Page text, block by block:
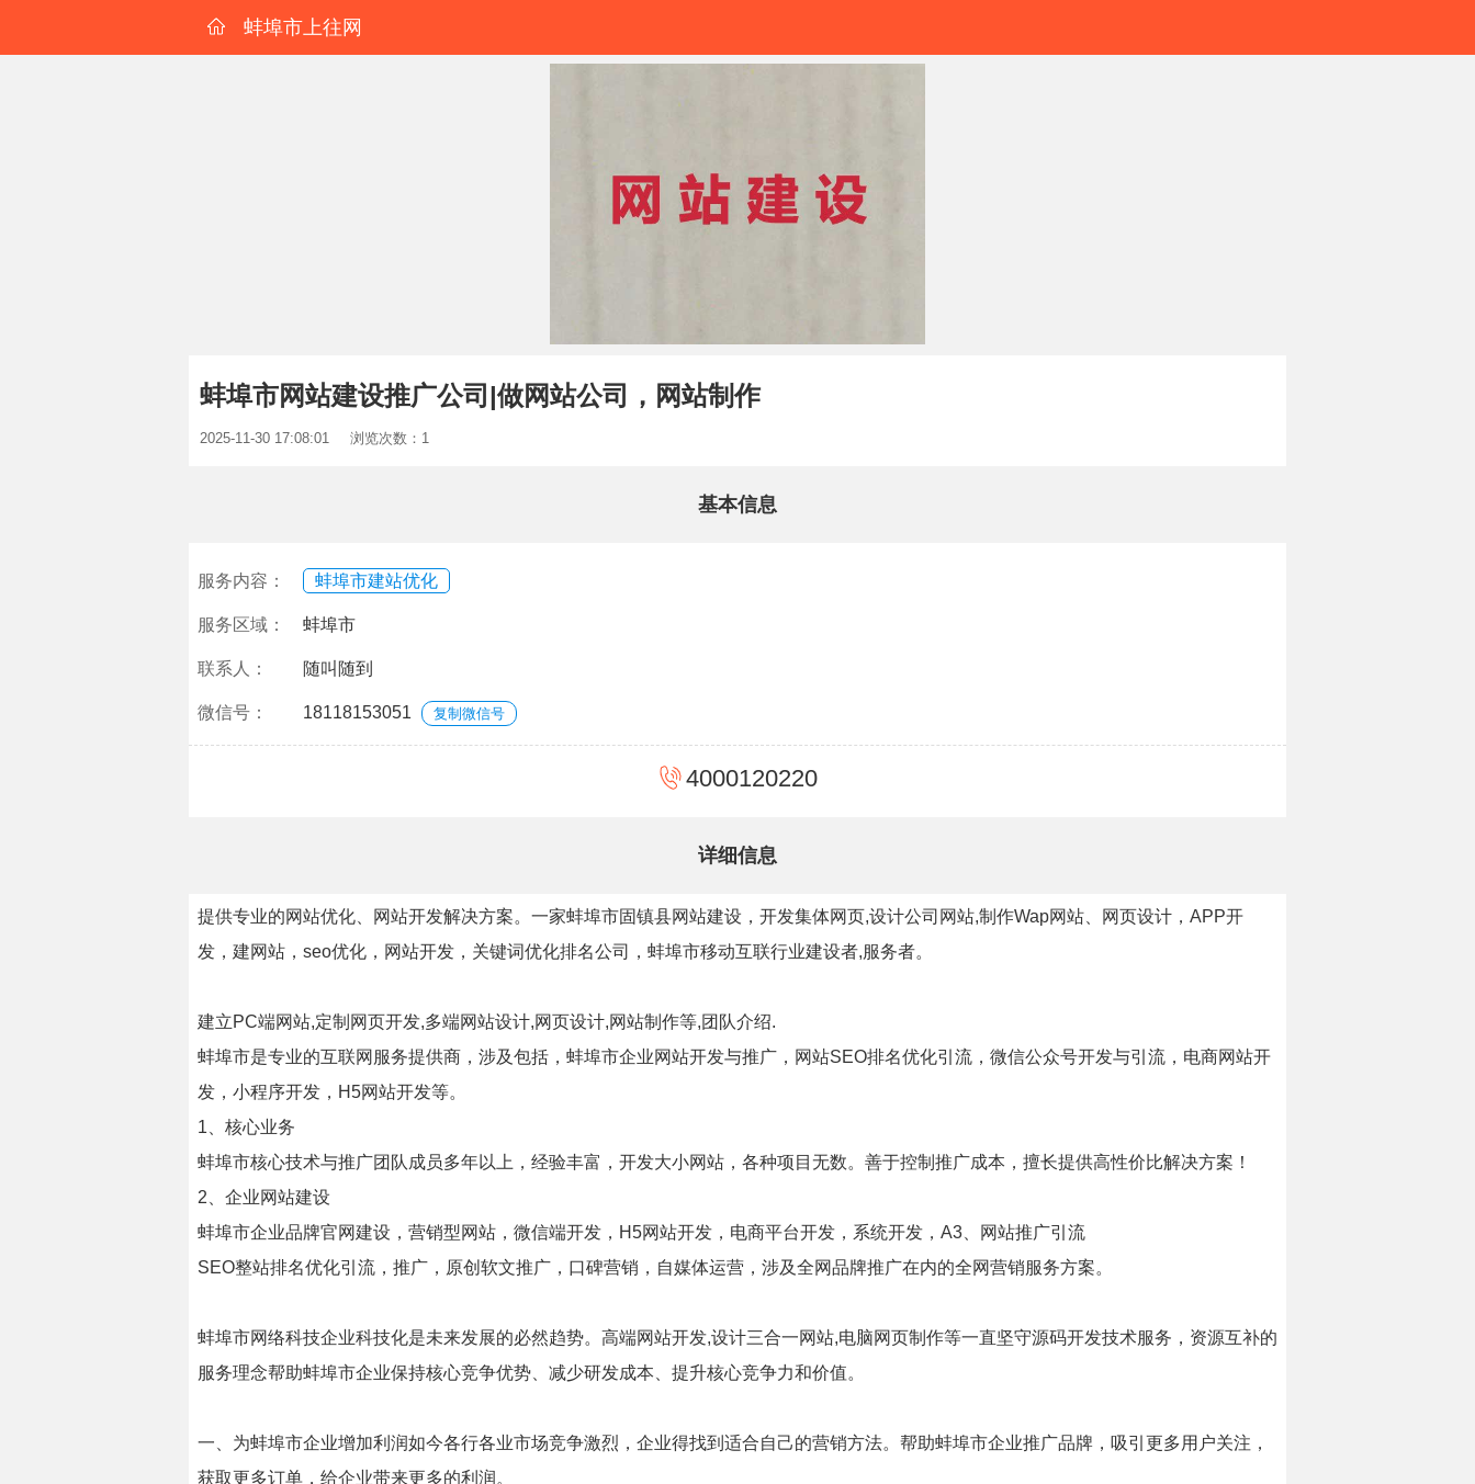
蚌埠市上往网
蚌埠市网站建设推广公司|做网站公司，网站制作
2025-11-30 17:08:01 浏览次数：1
基本信息
服务内容： 蚌埠市建站优化
服务区域： 蚌埠市
联系人： 随叫随到
微信号： 18118153051 复制微信号
4000120220
详细信息
提供专业的网站优化、网站开发解决方案。一家蚌埠市固镇县网站建设，开发集体网页,设计公司网站,制作Wap网站、网页设计，APP开
发，建网站，seo优化，网站开发，关键词优化排名公司，蚌埠市移动互联行业建设者,服务者。
建立PC端网站,定制网页开发,多端网站设计,网页设计,网站制作等,团队介绍.
蚌埠市是专业的互联网服务提供商，涉及包括，蚌埠市企业网站开发与推广，网站SEO排名优化引流，微信公众号开发与引流，电商网站开
发，小程序开发，H5网站开发等。
1、核心业务
蚌埠市核心技术与推广团队成员多年以上，经验丰富，开发大小网站，各种项目无数。善于控制推广成本，擅长提供高性价比解决方案！
2、企业网站建设
蚌埠市企业品牌官网建设，营销型网站，微信端开发，H5网站开发，电商平台开发，系统开发，A3、网站推广引流
SEO整站排名优化引流，推广，原创软文推广，口碑营销，自媒体运营，涉及全网品牌推广在内的全网营销服务方案。
蚌埠市网络科技企业科技化是未来发展的必然趋势。高端网站开发,设计三合一网站,电脑网页制作等一直坚守源码开发技术服务，资源互补的
服务理念帮助蚌埠市企业保持核心竞争优势、减少研发成本、提升核心竞争力和价值。
一、为蚌埠市企业增加利润如今各行各业市场竞争激烈，企业得找到适合自己的营销方法。帮助蚌埠市企业推广品牌，吸引更多用户关注，
获取更多订单，给企业带来更多的利润。